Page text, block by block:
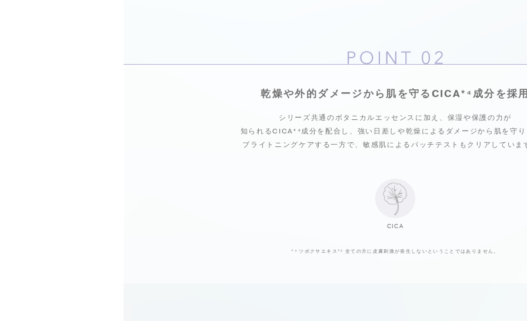
乾燥や外的ダメージから肌を守るCICA*⁴成分を採
シリーズ共通のボタニカルエッセンスに加え、 保湿や保護の力が
知られるCICA*⁴成分を配合し、 強い日差しや乾燥によるダメージから肌を守
ブライトニングケアする一方で、敏感肌によるパッチテストもクリアしていま
CICA
*⁴ ツボクサエキス*⁵ 全ての方に皮膚刺激が発生しないということではありません。